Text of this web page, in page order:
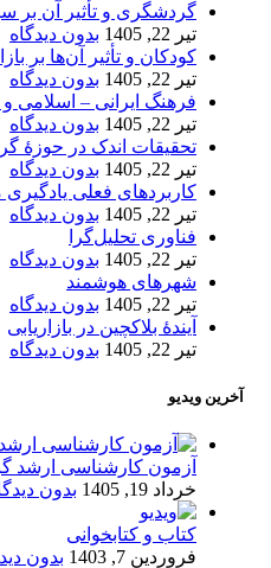
گردشگری و تأثیر آن بر
تیر 22, 1405
بدون دیدگاه
کودکان و تأثیر آن‌ها بر
تیر 22, 1405
بدون دیدگاه
فرهنگ ایرانی – اسلامی
تیر 22, 1405
بدون دیدگاه
تحقیقات اندک در حوزۀ
تیر 22, 1405
بدون دیدگاه
کاربردهای فعلی یادگیری
تیر 22, 1405
بدون دیدگاه
فناوری تحلیل‌گرا
تیر 22, 1405
بدون دیدگاه
شهرهای هوشمند
تیر 22, 1405
بدون دیدگاه
آیندۀ بلاکچین در بازاریابی
تیر 22, 1405
بدون دیدگاه
آخرین ویدیو
آزمون کارشناسی ارشد گردشگری ۱۹-
خرداد 19, 1405
بدون
کتاب و کتابخوانی
فروردین 7, 1403
بدون